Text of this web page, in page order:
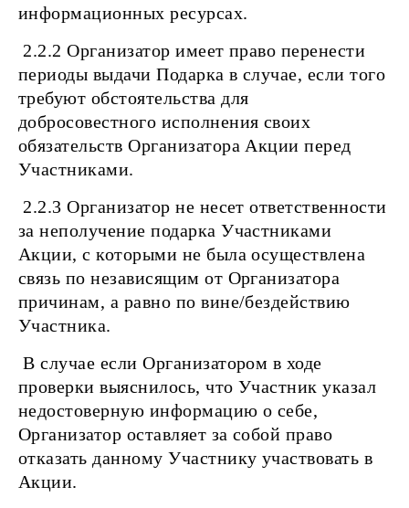
информационных ресурсах.
2.2.2 Организатор имеет право перенести
периоды выдачи Подарка в случае, если того
требуют обстоятельства для
добросовестного исполнения своих
обязательств Организатора Акции перед
Участниками.
2.2.3 Организатор не несет ответственности
за неполучение подарка Участниками
Акции, с которыми не была осуществлена
связь по независящим от Организатора
причинам, а равно по вине/бездействию
Участника.
В случае если Организатором в ходе
проверки выяснилось, что Участник указал
недостоверную информацию о себе,
Организатор оставляет за собой право
отказать данному Участнику участвовать в
Акции.